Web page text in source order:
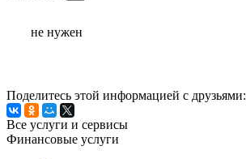
не нужен
Поделитесь этой информацией с друзьями:
Все услуги и сервисы
Финансовые услуги